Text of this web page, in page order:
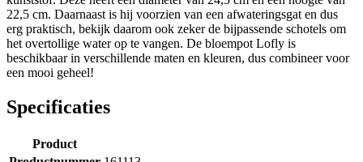
22,5 cm. Daarnaast is hij voorzien van een afwateringsgat en dus
erg praktisch, bekijk daarom ook zeker de bijpassende schotels om
het overtollige water op te vangen. De bloempot Lofly is
beschikbaar in verschillende maten en kleuren, dus combineer voor
een mooi geheel!
Specificaties
Product